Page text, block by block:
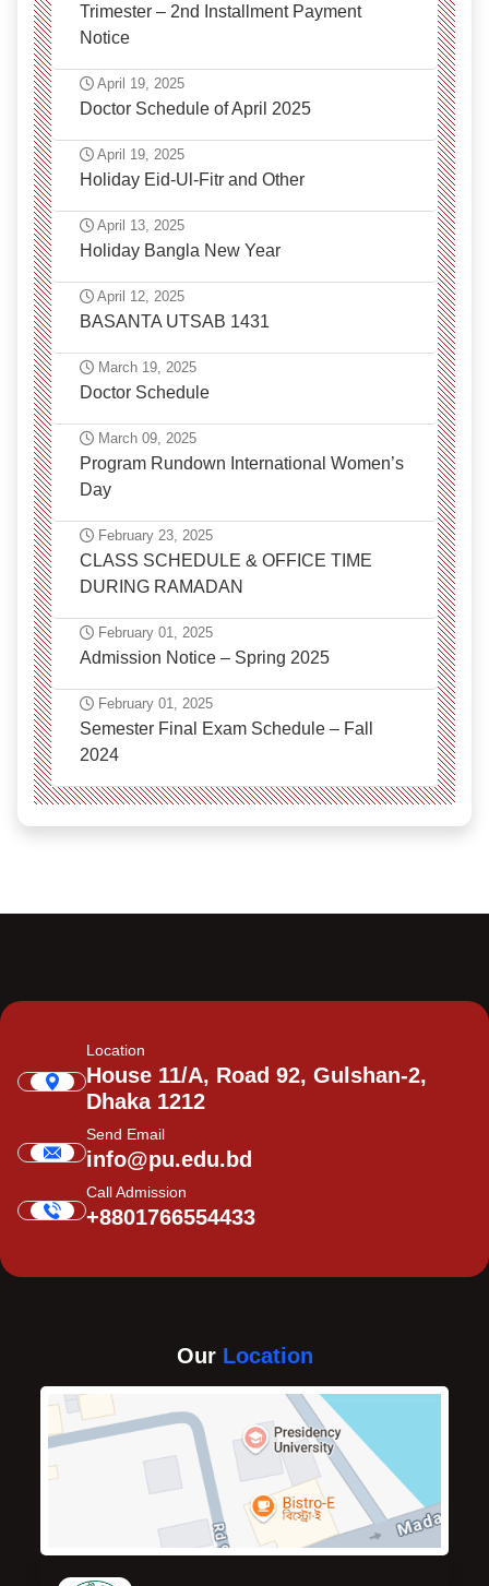
Trimester – 2nd Installment Payment
Notice
April 19, 2025
Doctor Schedule of April 2025
April 19, 2025
Holiday Eid-Ul-Fitr and Other
April 13, 2025
Holiday Bangla New Year
April 12, 2025
BASANTA UTSAB 1431
March 19, 2025
Doctor Schedule
March 09, 2025
Program Rundown International Women’s
Day
February 23, 2025
CLASS SCHEDULE & OFFICE TIME
DURING RAMADAN
February 01, 2025
Admission Notice – Spring 2025
February 01, 2025
Semester Final Exam Schedule – Fall
2024
Location
House 11/A, Road 92, Gulshan-2,
Dhaka 1212
Send Email
info@pu.edu.bd
Call Admission
+8801766554433
Our Location